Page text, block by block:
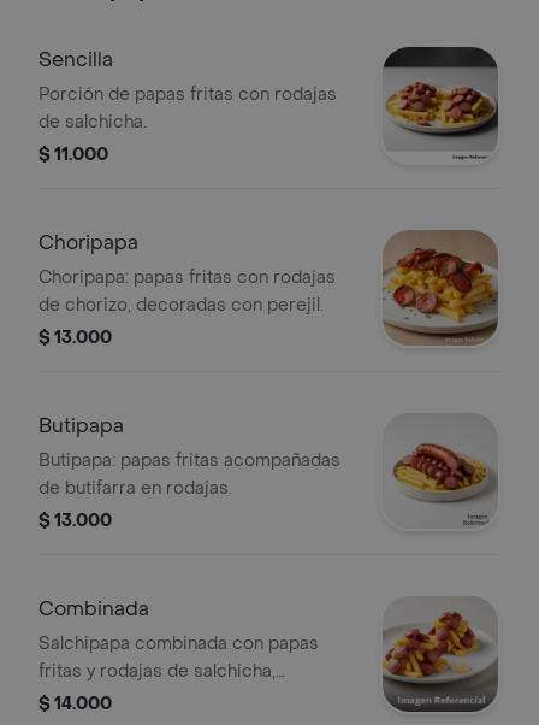
Sencilla
Porción de papas fritas con rodajas
de salchicha.
$ 11.000
Choripapa
Choripapa: papas fritas con rodajas
de chorizo, decoradas con perejil.
$ 13.000
Butipapa
Butipapa: papas fritas acompañadas
de butifarra en rodajas.
$ 13.000
Combinada
Salchipapa combinada con papas
fritas y rodajas de salchicha,
acompañada de salsa.
$ 14.000